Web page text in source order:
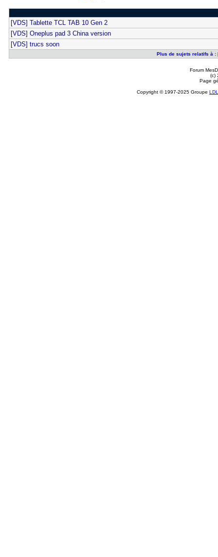
[VDS] Tablette TCL TAB 10 Gen 2
[VDS] Oneplus pad 3 China version
[VDS] trucs soon
Plus de sujets relatifs à :
Forum
(c)
Page
Copyright © 1997-2025 Groupe